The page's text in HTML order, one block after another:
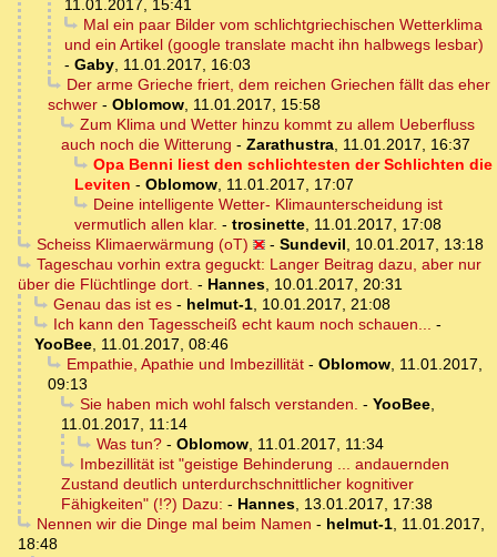
11.01.2017, 15:41
Mal ein paar Bilder vom schlichtgriechischen Wetterklima
und ein Artikel (google translate macht ihn halbwegs lesbar)
- Gaby, 11.01.2017, 16:03
Der arme Grieche friert, dem reichen Griechen fällt das eher
schwer - Oblomow, 11.01.2017, 15:58
Zum Klima und Wetter hinzu kommt zu allem Ueberfluss
auch noch die Witterung - Zarathustra, 11.01.2017, 16:37
Opa Benni liest den schlichtesten der Schlichten die
Leviten - Oblomow, 11.01.2017, 17:07
Deine intelligente Wetter- Klimaunterscheidung ist
vermutlich allen klar. - trosinette, 11.01.2017, 17:08
Scheiss Klimaerwärmung (oT)
- Sundevil, 10.01.2017, 13:18
Tageschau vorhin extra geguckt: Langer Beitrag dazu, aber nur
über die Flüchtlinge dort. - Hannes, 10.01.2017, 20:31
Genau das ist es- helmut-1, 10.01.2017, 21:08
Ich kann den Tagesscheiß echt kaum noch schauen... -
YooBee, 11.01.2017, 08:46
Empathie, Apathie und Imbezillität- Oblomow, 11.01.2017,
09:13
Sie haben mich wohl falsch verstanden. - YooBee,
11.01.2017, 11:14
Was tun?- Oblomow, 11.01.2017, 11:34
Imbezillität ist "geistige Behinderung ... andauernden
Zustand deutlich unterdurchschnittlicher kognitiver
Fähigkeiten" (!?) Dazu: - Hannes, 13.01.2017, 17:38
Nennen wir die Dinge mal beim Namen - helmut-1, 11.01.2017,
18:48